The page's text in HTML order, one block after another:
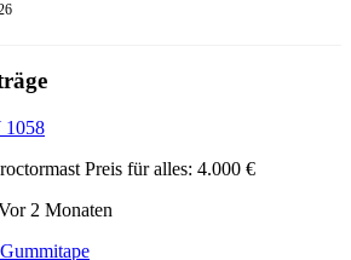
1058
Preis für alles: 4.000 €
2 Monaten